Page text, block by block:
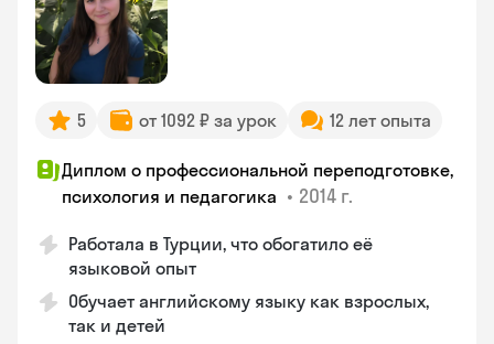
5 от 1092 ₽ за урок 12 лет опыта
Диплом о профессиональной переподготовке,
психология и педагогика • 2014 г.
Работала в Турции, что обогатило её
языковой опыт
Обучает английскому языку как взрослых,
так и детей